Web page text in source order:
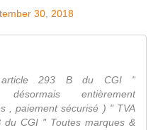
30, 2018
293 B du CGI "
désormais entièrement
, paiement sécurisé ) " TVA
CGI " Toutes marques &